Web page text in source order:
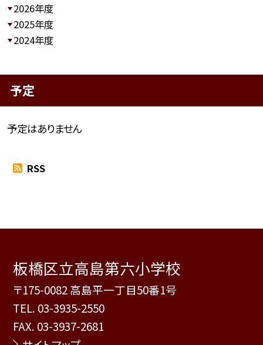
2026年度
2025年度
2024年度
予定
予定はありません
RSS
板橋区立高島第六小学校
〒175-0082 高島平一丁目50番1号
TEL. 03-3935-2550
FAX. 03-3937-2681